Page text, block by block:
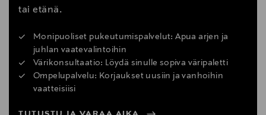
tai etänä.
Monipuoliset pukeutumispalvelut: Apua arjen ja
juhlan vaatevalintoihin
Värikonsultaatio: Löydä sinulle sopiva väripaletti
Ompelupalvelu: Korjaukset uusiin ja vanhoihin
vaatteisiisi